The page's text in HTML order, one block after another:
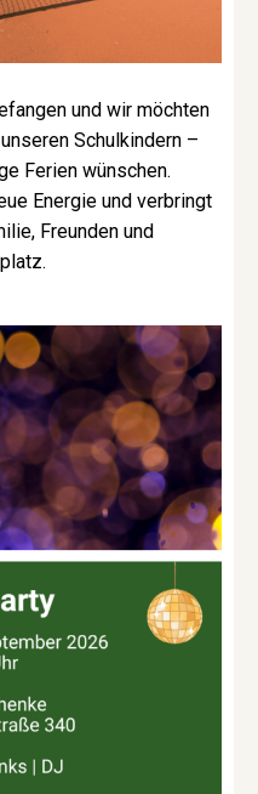
und wir möchten
Schulkindern –
Ferien wünschen.
Energie und verbringt
Freunden und